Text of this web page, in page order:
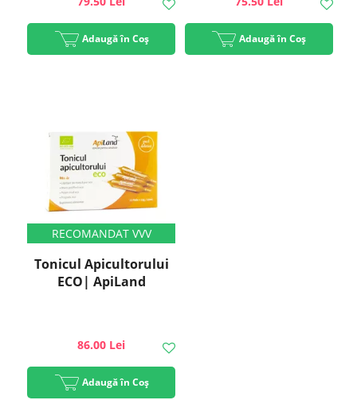
Adaugă în Coș Adaugă în Coș
Tonicul Apicultorului
ECO| ApiLand
86.00 Lei
Adaugă în Coș